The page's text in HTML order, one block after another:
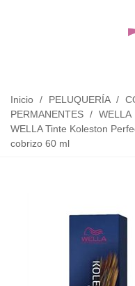
Inicio / PELUQUERÍA /
PERMANENTES / WELLA
WELLA Tinte Koleston
cobrizo 60 ml